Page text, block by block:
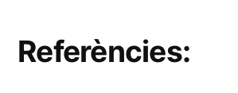
Referències: